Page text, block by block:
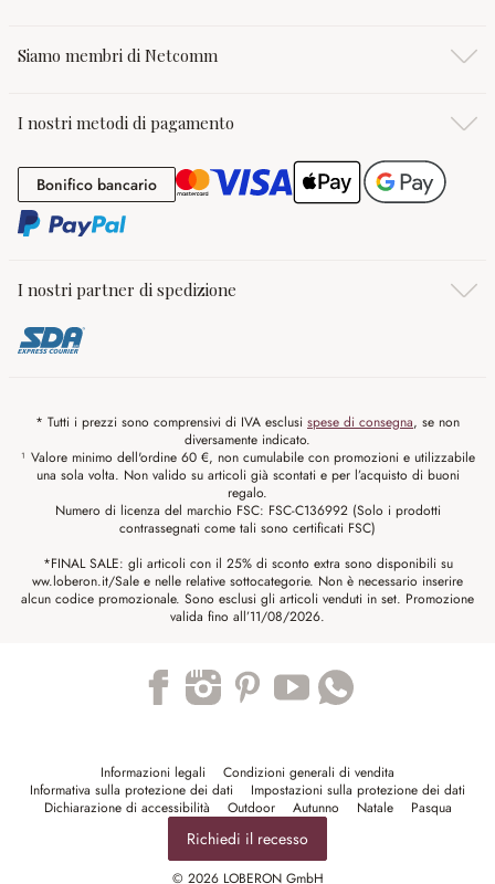
Siamo membri di Netcomm
I nostri metodi di pagamento
Bonifico bancarioBonifico bancario
I nostri partner di spedizione
* Tutti i prezzi sono comprensivi di IVA esclusi spese di consegna, se non
diversamente indicato.
¹ Valore minimo dell'ordine 60 €, non cumulabile con promozioni e utilizzabile
una sola volta. Non valido su articoli già scontati e per l’acquisto di buoni
regalo.
Numero di licenza del marchio FSC: FSC-C136992 (Solo i prodotti
contrassegnati come tali sono certificati FSC)
*FINAL SALE: gli articoli con il 25% di sconto extra sono disponibili su
ww.loberon.it/Sale e nelle relative sottocategorie. Non è necessario inserire
alcun codice promozionale. Sono esclusi gli articoli venduti in set. Promozione
valida fino all’11/08/2026.
Informazioni legali
Condizioni generali di vendita
Informativa sulla protezione dei dati
Impostazioni sulla protezione dei dati
Dichiarazione di accessibilità
Outdoor Autunno Natale Pasqua
Richiedi il recesso
© 2026 LOBERON GmbH